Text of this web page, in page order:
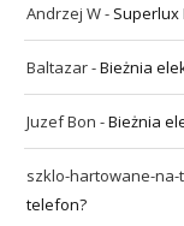
Andrzej W- Superlux
Baltazar-Bieżnia
Juzef Bon -Bieżnia
szklo-hartowane-
telefon?